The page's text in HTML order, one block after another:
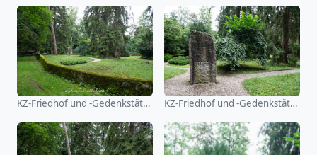
KZ-Friedhof und -Gedenkstätte Stoffersberg KZ-Friedhof und -Gedenkstätte Stoffersberg